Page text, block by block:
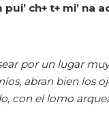
pui’ ch+ t+ mi’ na
por un lugar
abran bien los
con el lomo